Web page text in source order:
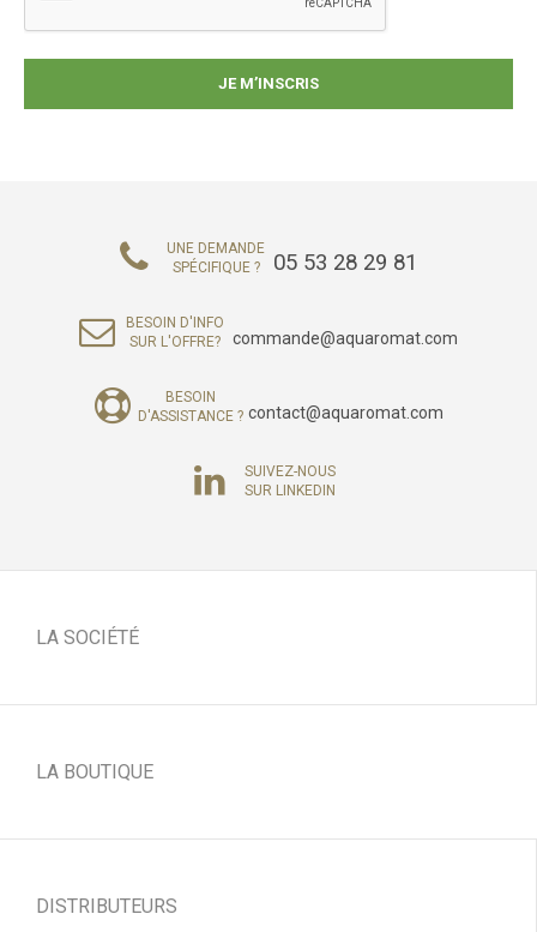
UNE DEMANDE
SPÉCIFIQUE ?
05 53 28 29 81
BESOIN D'INFO
SUR L'OFFRE?
commande@aquaromat.com
BESOIN
D'ASSISTANCE ? contact@aquaromat.com
SUIVEZ-NOUS
SUR LINKEDIN
LA SOCIÉTÉ
LA BOUTIQUE
DISTRIBUTEURS